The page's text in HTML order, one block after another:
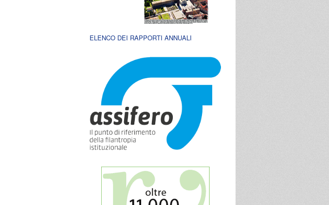
ELENCO DEI RAPPORTI ANNUALI